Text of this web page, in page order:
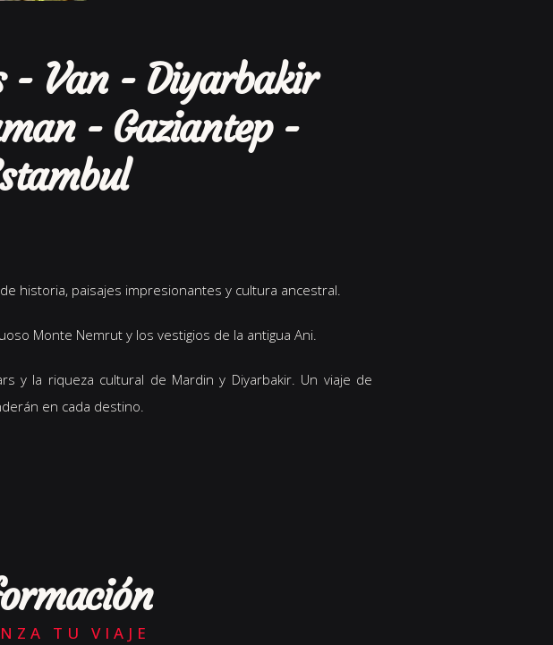
- Van - Diyarbakir
- Gaziantep -
historia, paisajes impresionantes y cultura ancestral.
Monte Nemrut y los vestigios de la antigua Ani.
y la riqueza cultural de Mardin y Diyarbakir. Un viaje de
en cada destino.
TU VIAJE